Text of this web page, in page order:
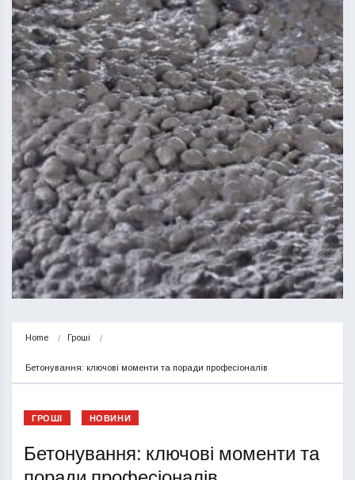
Home Гроші
Бетонування: ключові моменти та поради професіоналів
ГРОШІ НОВИНИ
Бетонування: ключові моменти та